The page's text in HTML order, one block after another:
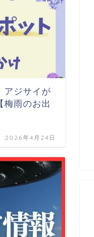
アジサイが
梅雨のお出
2026年4月24日